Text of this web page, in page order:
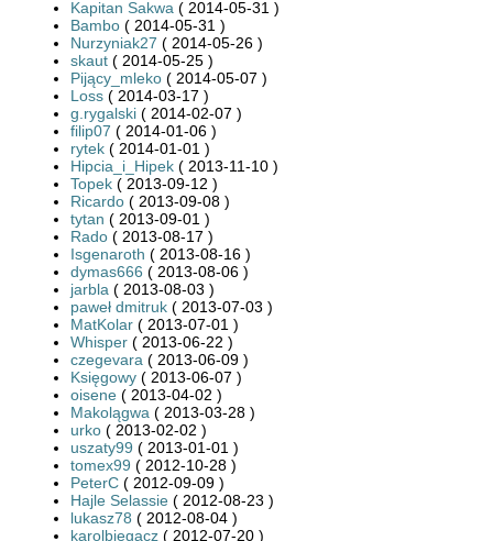
Kapitan Sakwa ( 2014-05-31 )
Bambo ( 2014-05-31 )
Nurzyniak27 ( 2014-05-26 )
skaut ( 2014-05-25 )
Pijący_mleko ( 2014-05-07 )
Loss ( 2014-03-17 )
g.rygalski ( 2014-02-07 )
filip07 ( 2014-01-06 )
rytek ( 2014-01-01 )
Hipcia_i_Hipek ( 2013-11-10 )
Topek ( 2013-09-12 )
Ricardo ( 2013-09-08 )
tytan ( 2013-09-01 )
Rado ( 2013-08-17 )
Isgenaroth ( 2013-08-16 )
dymas666 ( 2013-08-06 )
jarbla ( 2013-08-03 )
paweł dmitruk ( 2013-07-03 )
MatKolar ( 2013-07-01 )
Whisper ( 2013-06-22 )
czegevara ( 2013-06-09 )
Księgowy ( 2013-06-07 )
oisene ( 2013-04-02 )
Makolągwa ( 2013-03-28 )
urko ( 2013-02-02 )
uszaty99 ( 2013-01-01 )
tomex99 ( 2012-10-28 )
PeterC ( 2012-09-09 )
Hajle Selassie ( 2012-08-23 )
lukasz78 ( 2012-08-04 )
karolbiegacz ( 2012-07-20 )